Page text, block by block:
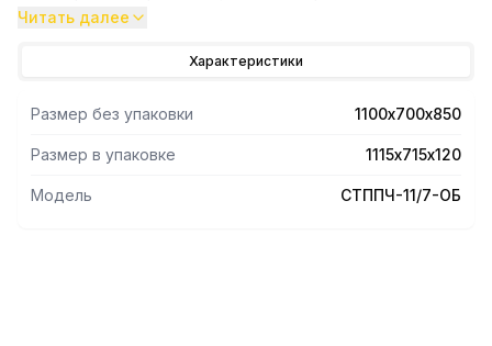
толщиной 0,8 мм. Ножки каркаса из профильной трубы
мм. Регулируемые опоры. У производственного стола
равнораспределенная 250 кг. Стол поставляется в
разобранном виде. В упакованном виде изделие имеет
Читать далее
Характеристики
Размер без упаковки 1100х700х850
Размер в упаковке 1115х715х120
Модель СТППЧ-11/7-ОБ